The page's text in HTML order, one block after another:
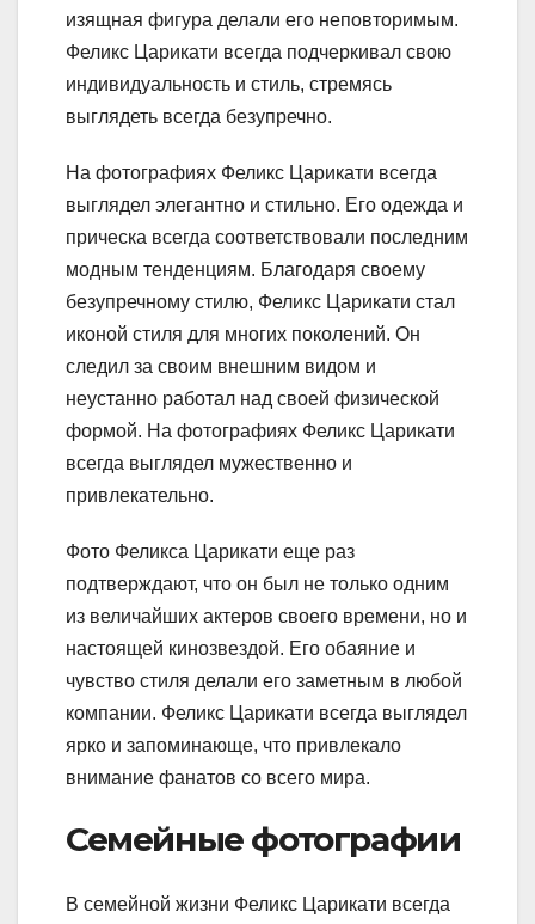
изящная фигура делали его неповторимым.
Феликс Царикати всегда подчеркивал свою
индивидуальность и стиль, стремясь
выглядеть всегда безупречно.
На фотографиях Феликс Царикати всегда
выглядел элегантно и стильно. Его одежда и
прическа всегда соответствовали последним
модным тенденциям. Благодаря своему
безупречному стилю, Феликс Царикати стал
иконой стиля для многих поколений. Он
следил за своим внешним видом и
неустанно работал над своей физической
формой. На фотографиях Феликс Царикати
всегда выглядел мужественно и
привлекательно.
Фото Феликса Царикати еще раз
подтверждают, что он был не только одним
из величайших актеров своего времени, но и
настоящей кинозвездой. Его обаяние и
чувство стиля делали его заметным в любой
компании. Феликс Царикати всегда выглядел
ярко и запоминающе, что привлекало
внимание фанатов со всего мира.
Семейные фотографии
В семейной жизни Феликс Царикати всегда